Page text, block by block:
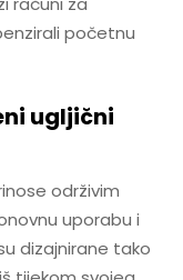
početnu
ugljični
održivim
uporabu i
dizajnirane tako